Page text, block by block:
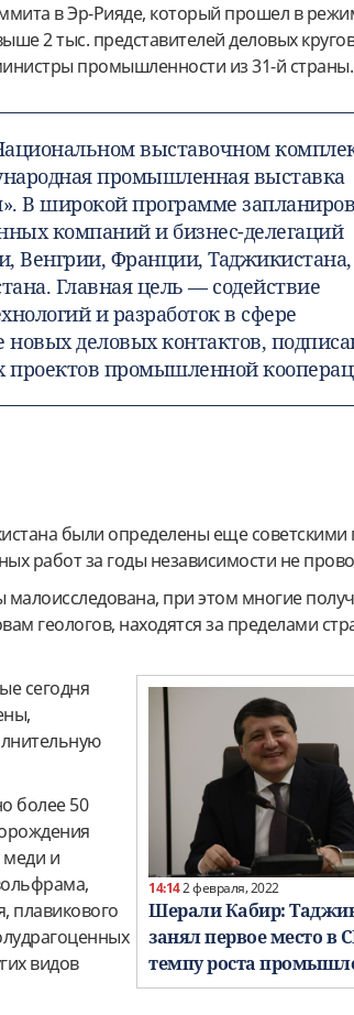
в Эр-Рияде, который прошел в
2 тыс. представителей деловых
промышленности из 31-й страны.
выставочном
промышленная выставка
В широкой программе
компаний и бизнес-делегаций
Венгрии, Франции, Таджикистана,
Главная цель — содействие
и разработок в сфере
деловых контактов,
проектов промышленной
были определены еще советскими
работ за годы независимости не
малоисследована, при этом многие
геологов, находятся за пределами
14:142 февраля, 2022
Шерали Кабир:
занял первое место в
темпу роста
сегодня
более 50
меди и
плавикового
видов